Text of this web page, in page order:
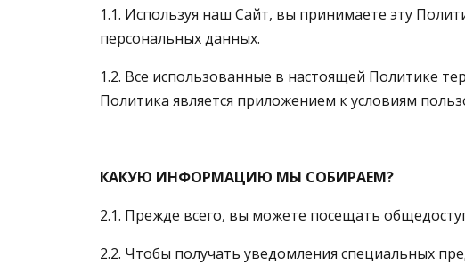
1.1. Используя наш Сайт, вы принимаете эту
персональных данных.
1.2. Все использованные в настоящей Политике
Политика является приложением к условиям
КАКУЮ ИНФОРМАЦИЮ МЫ СОБИРАЕМ?
2.1. Прежде всего, вы можете посещать
2.2. Чтобы получать уведомления специальных